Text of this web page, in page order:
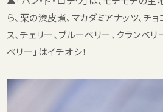
ら、栗の渋皮煮、マカダミアナッツ、チ
ス、チェリー、ブルーベリー、クランベ
ベリー」はイチオシ！